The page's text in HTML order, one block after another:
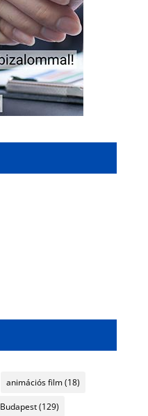
animációs film(18)
Budapest(129)